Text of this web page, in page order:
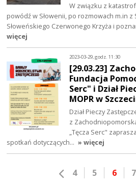
W związku z
powódź w Słowenii, po rozmowach m.in
Słoweńskiego Czerwonego Krzyża i
więcej
2023-03-29, godz. 11:30
[29.03.23]
Fundacja
Serc" i Dział
MOPR w
Dział Pieczy
z
„Tęcza Serc"
spotkań dotyczących… » więcej
4 5 6 7